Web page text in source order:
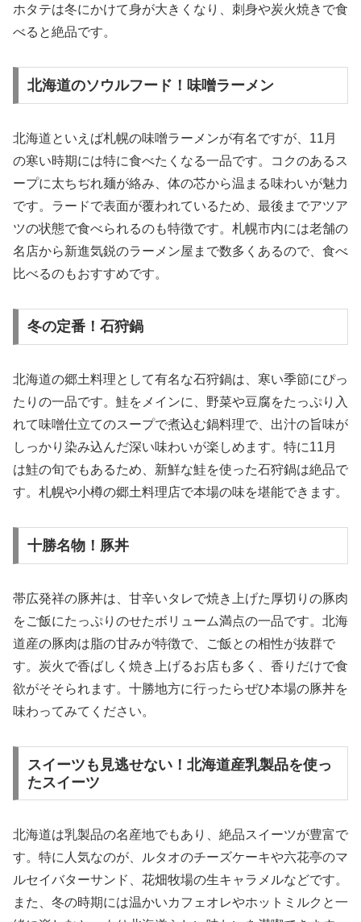
ホタテは冬にかけて身が大きくなり、刺身や炭火焼きで食
べると絶品です。
北海道のソウルフード！味噌ラーメン
北海道といえば札幌の味噌ラーメンが有名ですが、11月
の寒い時期には特に食べたくなる一品です。コクのあるス
ープに太ちぢれ麺が絡み、体の芯から温まる味わいが魅力
です。ラードで表面が覆われているため、最後までアツア
ツの状態で食べられるのも特徴です。札幌市内には老舗の
名店から新進気鋭のラーメン屋まで数多くあるので、食べ
比べるのもおすすめです。
冬の定番！石狩鍋
北海道の郷土料理として有名な石狩鍋は、寒い季節にぴっ
たりの一品です。鮭をメインに、野菜や豆腐をたっぷり入
れて味噌仕立てのスープで煮込む鍋料理で、出汁の旨味が
しっかり染み込んだ深い味わいが楽しめます。特に11月
は鮭の旬でもあるため、新鮮な鮭を使った石狩鍋は絶品で
す。札幌や小樽の郷土料理店で本場の味を堪能できます。
十勝名物！豚丼
帯広発祥の豚丼は、甘辛いタレで焼き上げた厚切りの豚肉
をご飯にたっぷりのせたボリューム満点の一品です。北海
道産の豚肉は脂の甘みが特徴で、ご飯との相性が抜群で
す。炭火で香ばしく焼き上げるお店も多く、香りだけで食
欲がそそられます。十勝地方に行ったらぜひ本場の豚丼を
味わってみてください。
スイーツも見逃せない！北海道産乳製品を使っ
たスイーツ
北海道は乳製品の名産地でもあり、絶品スイーツが豊富で
す。特に人気なのが、ルタオのチーズケーキや六花亭のマ
ルセイバターサンド、花畑牧場の生キャラメルなどです。
また、冬の時期には温かいカフェオレやホットミルクと一